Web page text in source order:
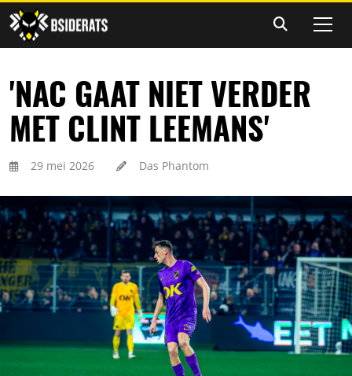
'NAC GAAT NIET VERDER
MET CLINT LEEMANS'
29 mei 2026 Das Phantom